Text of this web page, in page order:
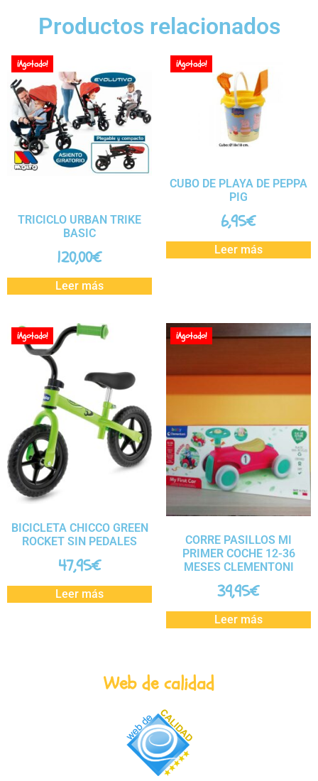
Productos relacionados
¡Agotado!
TRICICLO URBAN TRIKE
BASIC
120,00€
Leer más
¡Agotado!
CUBO DE PLAYA DE PEPPA
PIG
6,95€
Leer más
¡Agotado!
BICICLETA CHICCO GREEN
ROCKET SIN PEDALES
47,95€
Leer más
¡Agotado!
CORRE PASILLOS MI
PRIMER COCHE 12-36
MESES CLEMENTONI
39,95€
Leer más
Web de calidad